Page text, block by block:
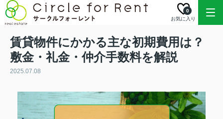
お気に入り
0
賃貸物件にかかる主な初期費用は？
敷金・礼金・仲介手数料を解説
2025.07.08